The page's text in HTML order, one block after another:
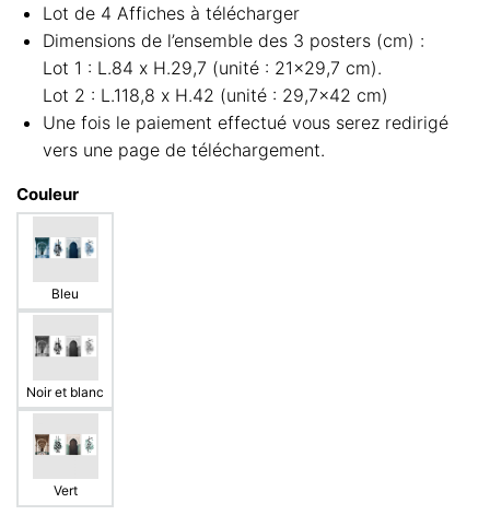
Lot de 4 Affiches à télécharger
Dimensions de l’ensemble des 3 posters (cm) :
Lot 1 : L.84 x H.29,7 (unité : 21×29,7 cm).
Lot 2 : L.118,8 x H.42 (unité : 29,7×42 cm)
Une fois le paiement effectué vous serez redirigé
vers une page de téléchargement.
Couleur
Bleu
Noir et blanc
Vert